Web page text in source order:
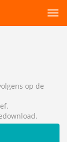
op de
.